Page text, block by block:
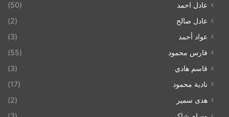
عادل احمد
(50)
عادل صالح
(2)
عواد أحمد
(3)
فارس محمود
(55)
قاسم هادي
(3)
نادية محمود
(17)
هدى سمير
(2)